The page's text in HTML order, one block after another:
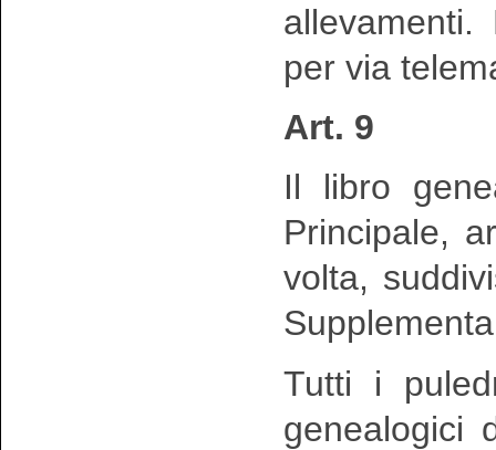
per via
Art. 9
Il libro
Principale,
volta,
Tutti i
genealogici